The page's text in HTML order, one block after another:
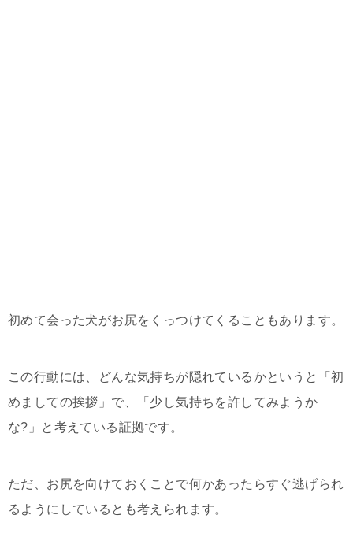
初めて会った犬がお尻をくっつけてくることもあります。
この行動には、どんな気持ちが隠れているかというと「初
めましての挨拶」で、「少し気持ちを許してみようか
な?」と考えている証拠です。
ただ、お尻を向けておくことで何かあったらすぐ逃げられ
るようにしているとも考えられます。